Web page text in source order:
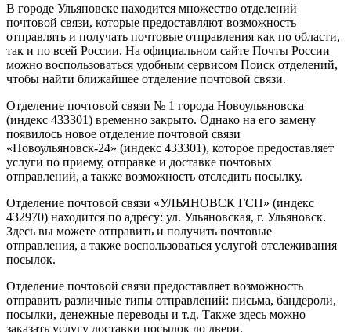
В городе Ульяновске находится множество отделений
почтовой связи, которые предоставляют возможность
отправлять и получать почтовые отправления как по области,
так и по всей России. На официальном сайте Почты России
можно воспользоваться удобным сервисом Поиск отделений,
чтобы найти ближайшее отделение почтовой связи.
Отделение почтовой связи № 1 города Новоульяновска
(индекс 433301) временно закрыто. Однако на его замену
появилось новое отделение почтовой связи
«Новоульяновск-24» (индекс 433301), которое предоставляет
услуги по приему, отправке и доставке почтовых
отправлений, а также возможность отследить посылку.
Отделение почтовой связи «УЛЬЯНОВСК ГСП» (индекс
432970) находится по адресу: ул. Ульяновская, г. Ульяновск.
Здесь вы можете отправить и получить почтовые
отправления, а также воспользоваться услугой отслеживания
посылок.
Отделение почтовой связи предоставляет возможность
отправить различные типы отправлений: письма, бандероли,
посылки, денежные переводы и т.д. Также здесь можно
заказать услугу доставки посылок до двери.